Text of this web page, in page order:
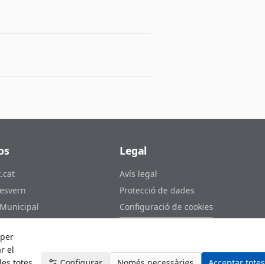
te al RSS
Legal
Avís legal
Protecció de dades
Configuració de cookies
el